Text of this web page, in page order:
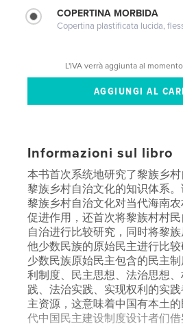
COPERTINA MORBIDA
Copertina plastificata lucida,
L'IVA verrà aggiunta al
Informazioni sul libro
本书首次系统地研究了黎族乡
黎族乡村自治文化的知识体系
黎族乡村自治文化对当代海南
促进作用，还首次将黎族村村
自治进行比较研究，同时将黎
他少数民族的原始民主进行比较
少数民族原始民主包含的民主
利制度、民主思想、法治思想
践、法治实践、实现权利的实
主资源，这意味着中国有本土
代中国民主建设制度设计者们借